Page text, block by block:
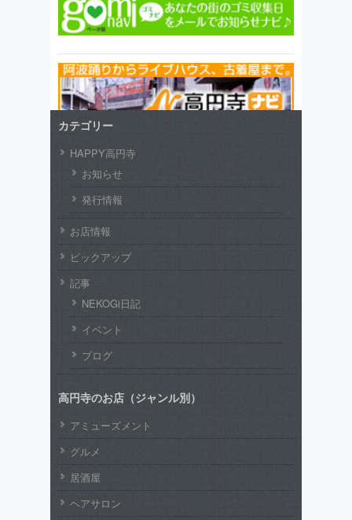
カテゴリー
HAPPY高円寺
お知らせ
発行情報
お店情報
ピックアップ
記事
NEKOGi日記
イベント
ブログ
高円寺のお店（ジャンル別）
アミューズメント
グルメ
居酒屋
ヘアサロン